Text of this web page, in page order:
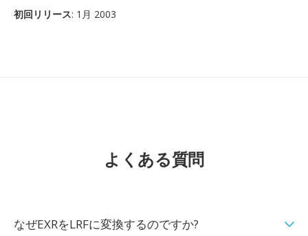
初回リリース: 1月 2003
よくある質問
なぜEXRをLRFに変換するのですか?